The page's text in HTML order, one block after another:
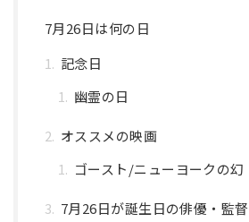
7月26日は何の日
記念日
幽霊の日
オススメの映画
ゴースト/ニューヨークの幻
7月26日が誕生日の俳優・監督